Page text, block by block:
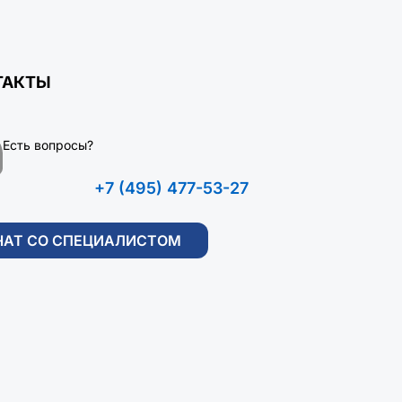
Есть вопросы?
+7 (495) 477-53-27
СО СПЕЦИАЛИСТОМ